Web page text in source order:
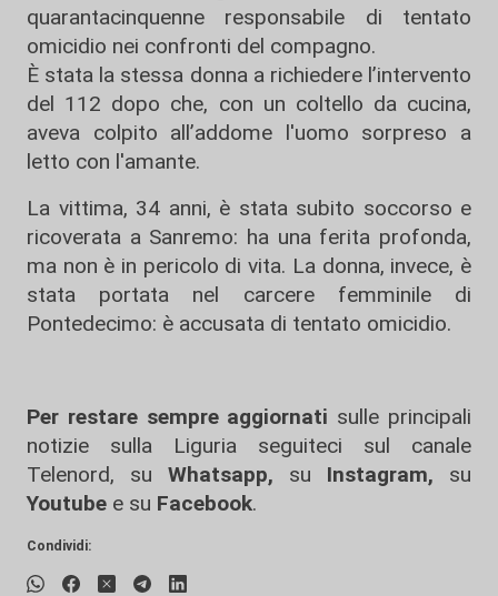
quarantacinquenne responsabile di tentato
omicidio nei confronti del compagno.
È stata la stessa donna a richiedere l’intervento
del 112 dopo che, con un coltello da cucina,
aveva colpito all’addome l'uomo sorpreso a
letto con l'amante.
La vittima, 34 anni, è stata subito soccorso e
ricoverata a Sanremo: ha una ferita profonda,
ma non è in pericolo di vita. La donna, invece, è
stata portata nel carcere femminile di
Pontedecimo: è accusata di tentato omicidio.
Per restare sempre aggiornati sulle principali
notizie sulla Liguria seguiteci sul canale
Telenord, su
Whatsapp, su Instagram, su
Youtube e su Facebook.
Condividi: